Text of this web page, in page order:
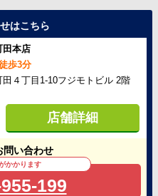
はこちら
田本店
歩3分
４丁目1-10フジモトビル 2階
店舗詳細
問い合わせ
かかります
199